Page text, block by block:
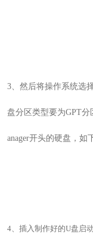
3 、然后将操作系统选
盘分区类型要为GPT
anager开头的硬盘 ，如
4、插入制作好的U盘启